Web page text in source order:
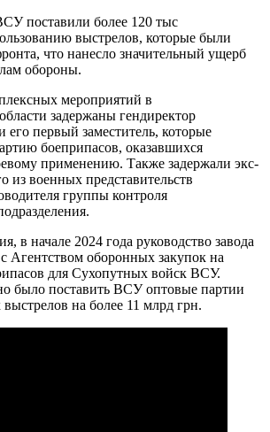
поставили более 120 тыс
выстрелов, которые были
что нанесло значительный ущерб
обороны.
мероприятий в
задержаны гендиректор
его первый заместитель, которые
боеприпасов, оказавшихся
применению. Также задержали экс-
из военных представительств
группы контроля
в начале 2024 года руководство завода
Агентством оборонных закупок на
для Сухопутных войск ВСУ.
было поставить ВСУ оптовые партии
на более 11 млрд грн.